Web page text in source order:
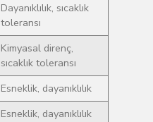
Dayanıklılık, sıcaklık
toleransı
Kimyasal direnç,
sıcaklık toleransı
Esneklik, dayanıklılık
Esneklik, dayanıklılık